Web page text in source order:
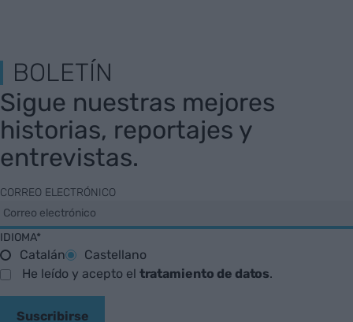
BOLETÍN
Sigue nuestras mejores
historias, reportajes y
entrevistas.
CORREO ELECTRÓNICO
IDIOMA*
Catalán
Castellano
He leído y acepto el tratamiento de datos.
Suscribirse